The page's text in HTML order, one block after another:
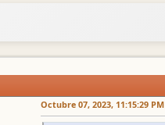
Octubre 07, 2023, 11:15:29 PM